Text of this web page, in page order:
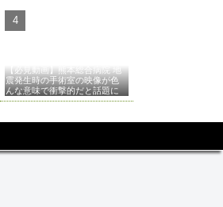
【必見動画】熊本総合病院 地
震発生時の手術室の映像が色
んな意味で衝撃的だと話題に